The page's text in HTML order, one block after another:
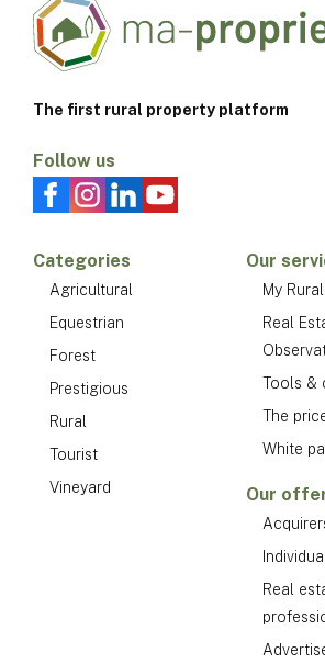
The first rural property platform
Follow us
Categories
Agricultural
Equestrian
Forest
Prestigious
Rural
Tourist
Vineyard
Our
My
Real
Tools &
The
White
Our
Real